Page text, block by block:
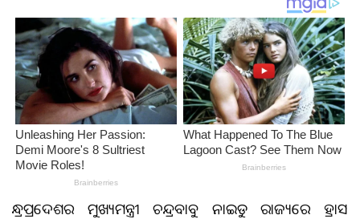
ଆନ୍ଧ୍ରପ୍ରଦେଶର ମୁଖ୍ୟମନ୍ତ୍ରୀ ଚନ୍ଦ୍ରବାବୁ ନାଇଡୁ ରାଜ୍ୟରେ ହ୍ରାସ